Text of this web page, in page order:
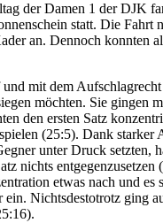
der Damen 1 der DJK
statt. Die Fahrt
an. Dennoch konnten
mit dem Aufschlagrecht
möchten. Sie gingen
den ersten Satz
(25:5). Dank starker
unter Druck setzten,
nichts entgegenzusetzen
etwas nach und es
ein. Nichtsdestotrotz ging